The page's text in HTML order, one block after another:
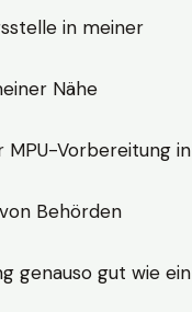
in meiner
Nähe
MPU-Vorbereitung in
Behörden
genauso gut wie ein